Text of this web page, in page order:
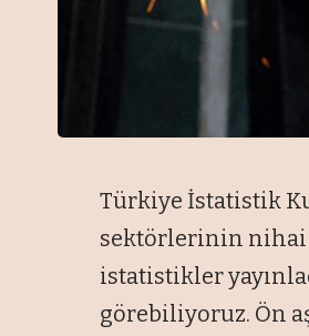
Türkiye İstatistik
sektörlerinin nihai
istatistikler
görebiliyoruz. Ön